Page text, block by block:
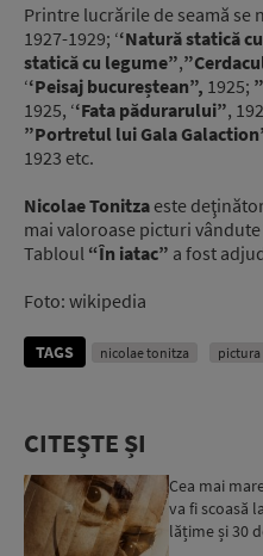
Printre lucrările de seamă se
1927-1929; ‘‘Natură statică
statică cu legume”,
‘‘Peisaj bucureștean”, 1925;
1925, ‘‘Fata pădurarului”,
”Portretul lui Gala
1923 etc.
Nicolae Tonitza este
mai valoroase picturi
Tabloul “În iatac” a fost
Foto: wikipedia
TAGS nicolae tonitza pictura
CITEȘTE ȘI
Cea mai
va fi scoasă
lățime și 30